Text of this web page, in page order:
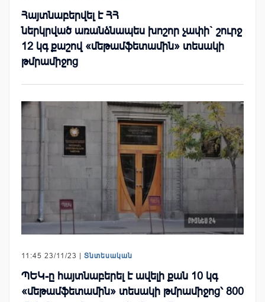
Հայտնաբերվել է ՀՀ
ներկրված առանձնապես խոշոր չափի` շուրջ
12 կգ քաշով «մեթամֆետամին» տեսակի
թմրամիջոց
11:45 23/11/23 | Տնտեսական
ՊԵԿ-ը հայտնաբերել է ավելի քան 10 կգ
«մեթամֆետամին» տեսակի թմրամիջոց՝ 800